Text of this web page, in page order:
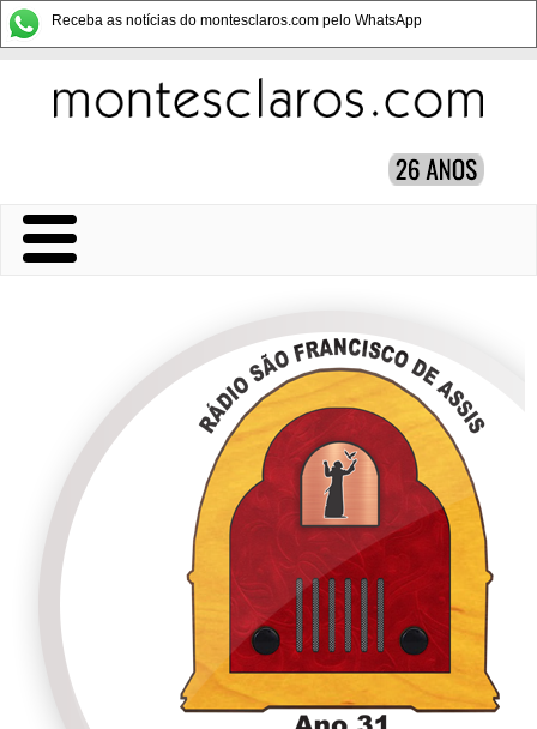
Receba as notícias do montesclaros.com pelo WhatsApp